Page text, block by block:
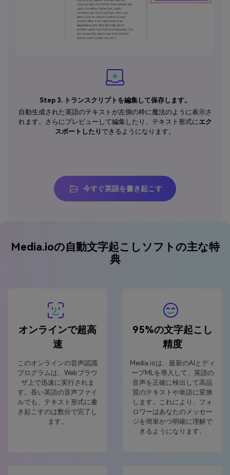
Step 3. トランスクリプトを編集して保存します。
自動生成された英語のテキストが左側の枠に魔法のように表示さ
れます。さらにプレビューして編集したり、テキスト形式にエク
スポートしたり できるようになります。
今すぐ英語を書き起こす
Media.ioの自動文字起こしソフトの主な特
典
オンラインで超高
速
このオンラインの音声認識
プログラムは、Webブラウ
ザ上で迅速に実行されま
す。長い英語の音声ファイ
ルでも、テキスト形式に書
き起こすのは数分で完了し
ます。
95%の文字起こし
精度
Media.ioは、最新のAIとディ
ープMLを導入して、英語の
音声を正確に検出して高品
質のテキストや単語に変換
します。これにより、フォ
ロワーはあなたのメッセー
ジを簡単かつ明確に理解で
きるようになります。